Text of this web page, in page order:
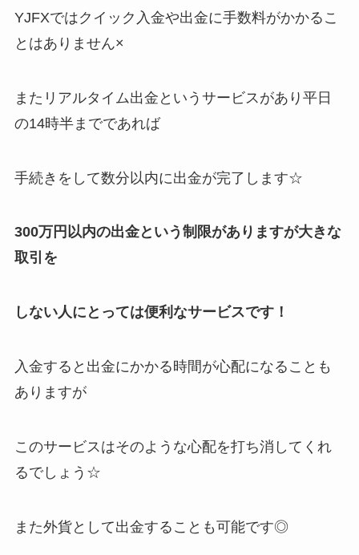
YJFXではクイック入金や出金に手数料がかかるこ
とはありません×
またリアルタイム出金というサービスがあり平日
の14時半までであれば
手続きをして数分以内に出金が完了します☆
300万円以内の出金という制限がありますが大きな
取引を
しない人にとっては便利なサービスです！
入金すると出金にかかる時間が心配になることも
ありますが
このサービスはそのような心配を打ち消してくれ
るでしょう☆
また外貨として出金することも可能です◎